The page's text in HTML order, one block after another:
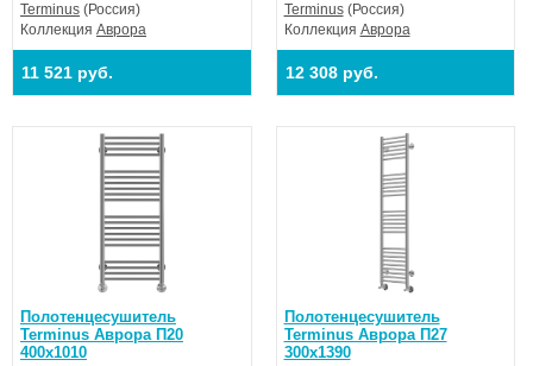
Terminus (Россия)
Коллекция Аврора
11 521 руб.
Terminus(Россия)
Коллекция Аврора
12 308 руб.
Полотенцесушитель
Terminus Аврора П20
400х1010
Полотенцесушитель
Terminus Аврора П27
300х1390